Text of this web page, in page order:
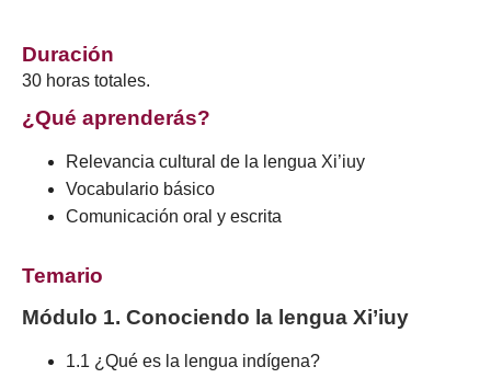
Duración
30 horas totales.
¿Qué aprenderás?
Relevancia cultural de la lengua Xi’iuy
Vocabulario básico
Comunicación oral y escrita
Temario
Módulo 1. Conociendo la lengua Xi’iuy
1.1 ¿Qué es la lengua indígena?